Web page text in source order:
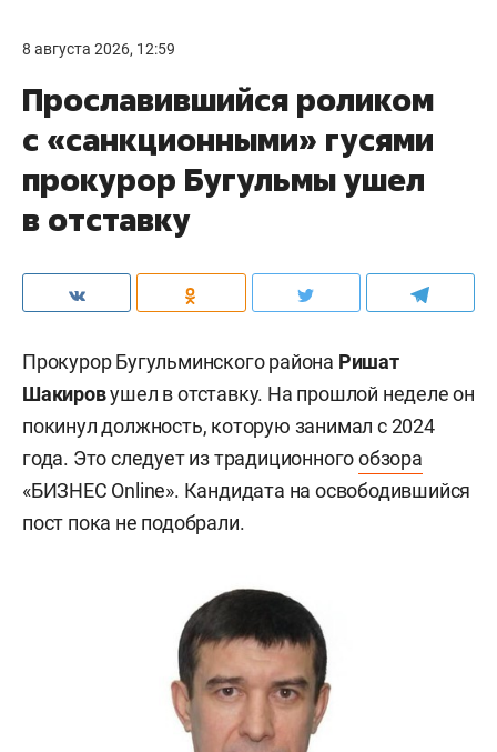
8 августа 2026, 12:59
Прославившийся роликом
с «санкционными» гусями
прокурор Бугульмы ушел
в отставку
Прокурор Бугульминского района Ришат
Шакировушел в отставку. На прошлой неделе он
покинул должность, которую занимал с 2024
года. Это следует из традиционногообзора
«БИЗНЕС Online». Кандидата на освободившийся
пост пока не подобрали.